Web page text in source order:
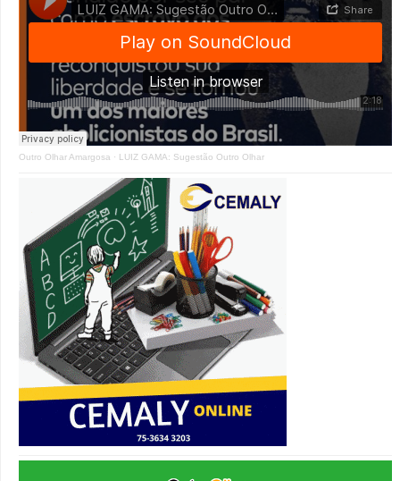
Outro Olhar Amargosa · LUIZ GAMA: Sugestão Outro Olhar